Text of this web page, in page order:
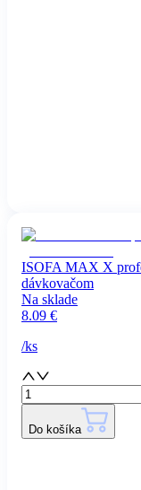
ISOFA MAX X
dávkovačom
Na sklade
8.09 €
/ks
Do košíka